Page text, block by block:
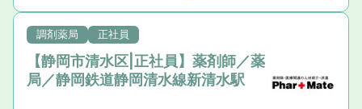
調剤薬局 正社員
【静岡市清水区|正社員】薬剤師／薬
局／静岡鉄道静岡清水線新清水駅